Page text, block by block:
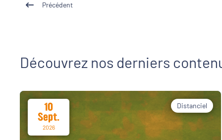
Précédent
Découvrez nos derniers
10
Sept.
2026
Distanciel